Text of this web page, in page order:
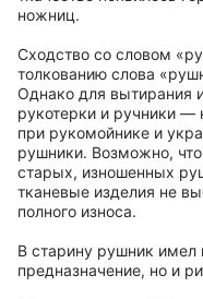
ножниц.
Сходство со словом
толкованию слова
Однако для вытирания
рукотерки и ручники —
при рукомойнике и
рушники. Возможно,
старых, изношенных
тканевые изделия не
полного износа.
В старину рушник имел
предназначение, но и